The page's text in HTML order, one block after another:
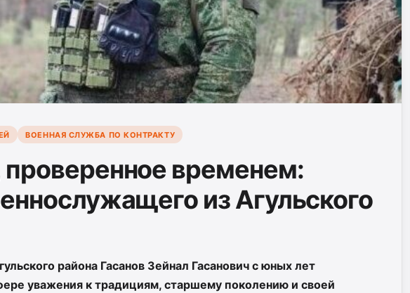
ВОЕННАЯ СЛУЖБА ПО КОНТРАКТУ
временем:
из Агульского
района Гасанов Зейнал Гасанович с юных лет
уважения к традициям, старшему поколению и своей